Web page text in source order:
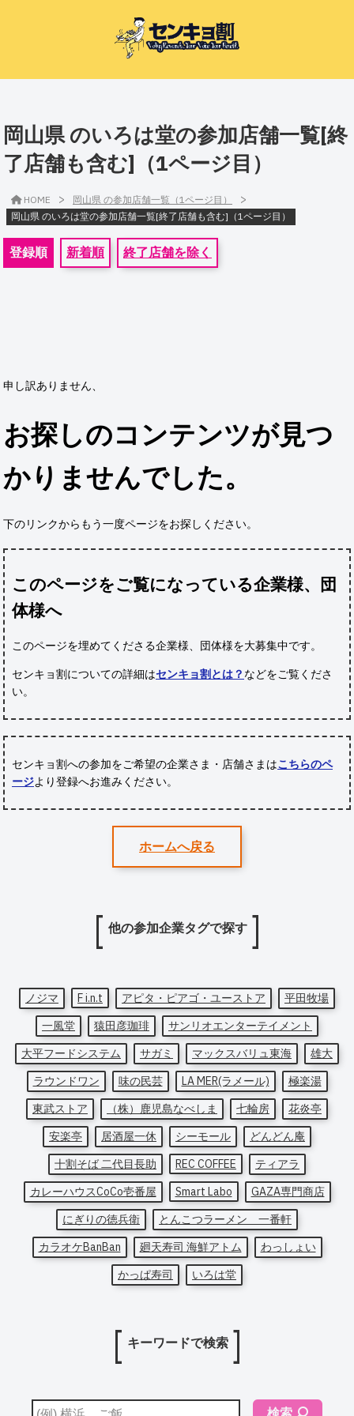
岡山県 のいろは堂の参加店舗一覧[終
了店舗も含む]（1ページ目）
HOME > 岡山県 の参加店舗一覧（1ページ目） >
岡山県 のいろは堂の参加店舗一覧[終了店舗も含む]（1ページ目）
登録順 新着順 終了店舗を除く
申し訳ありません、
お探しのコンテンツが見つ
かりませんでした。
下のリンクからもう一度ページをお探しください。
このページをご覧になっている企業様、団
体様へ
このページを埋めてくださる企業様、団体様を大募集中です。
センキョ割についての詳細はセンキョ割とは？ などをご覧くださ
い。
センキョ割への参加をご希望の企業さま・店舗さまはこちらのペ
ージより登録へお進みください。
ホームへ戻る
他の参加企業タグで探す
ノジマ F i.n.t アピタ・ピアゴ・ユーストア
平田牧場
一風堂
猿田彦珈琲
サンリオエンターテイメント
大平フードシステム
サガミ マックスバリュ東海
雄大
ラウンドワン
味の民芸 LA MER(ラメール)
極楽湯
東武ストア
（株）鹿児島なべしま 七輪房
花炎亭
安楽亭
居酒屋一休 シーモール
どんどん庵
十割そば 二代目長助
REC COFFEE
ティアラ
カレーハウスCoCo壱番屋
Smart Labo
GAZA専門商店
にぎりの徳兵衛
とんこつラーメン 一番軒
カラオケBanBan
廻天寿司 海鮮アトム
わっしょい
かっぱ寿司
いろは堂
キーワードで検索